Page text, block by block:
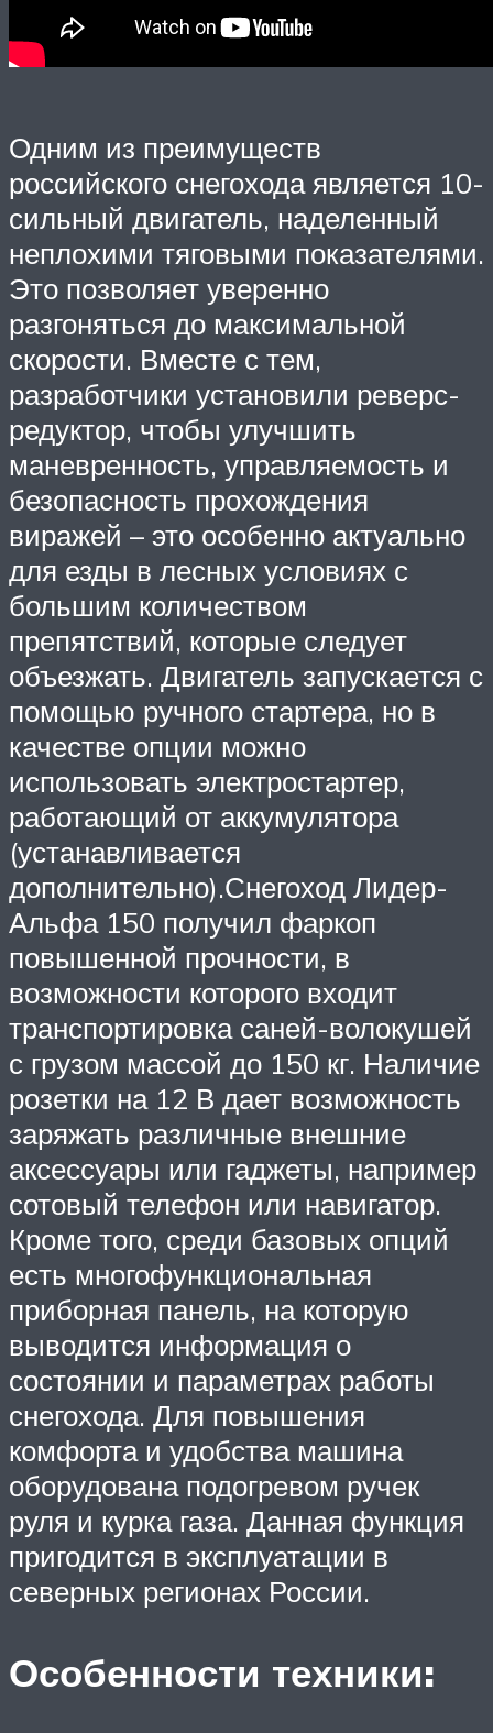
Одним из преимуществ
российского снегохода является 10-
сильный двигатель, наделенный
неплохими тяговыми показателями.
Это позволяет уверенно
разгоняться до максимальной
скорости. Вместе с тем,
разработчики установили реверс-
редуктор, чтобы улучшить
маневренность, управляемость и
безопасность прохождения
виражей – это особенно актуально
для езды в лесных условиях с
большим количеством
препятствий, которые следует
объезжать. Двигатель запускается с
помощью ручного стартера, но в
качестве опции можно
использовать электростартер,
работающий от аккумулятора
(устанавливается
дополнительно).Снегоход Лидер-
Альфа 150 получил фаркоп
повышенной прочности, в
возможности которого входит
транспортировка саней-волокушей
с грузом массой до 150 кг. Наличие
розетки на 12 В дает возможность
заряжать различные внешние
аксессуары или гаджеты, например
сотовый телефон или навигатор.
Кроме того, среди базовых опций
есть многофункциональная
приборная панель, на которую
выводится информация о
состоянии и параметрах работы
снегохода. Для повышения
комфорта и удобства машина
оборудована подогревом ручек
руля и курка газа. Данная функция
пригодится в эксплуатации в
северных регионах России.
Особенности техники: